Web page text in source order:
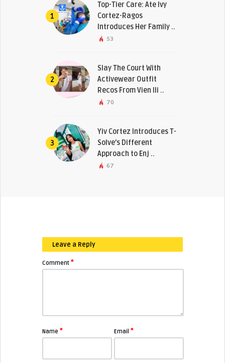
1
Top-Tier Care: Ate Ivy
Cortez-Ragos
Introduces Her Family ..
53
2
Slay The Court With
Activewear Outfit
Recos From Vien Ili ..
70
3
Yiv Cortez Introduces T-
Solve’s Different
Approach to Enj ..
67
Leave a Reply
Comment *
Name * Email*